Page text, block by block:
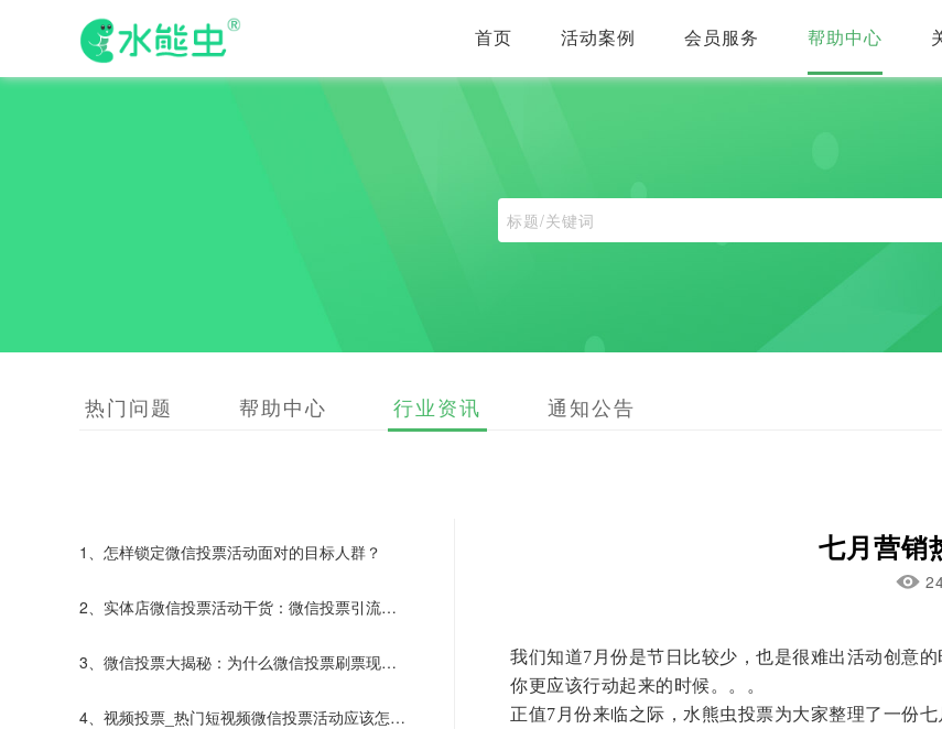
首页 活动案例 会员服务 帮助中心
热门问题 帮助中心 行业资讯 通知公告
1、怎样锁定微信投票活动面对的目标人群？
2、实体店微信投票活动干货：微信投票引流阶
段活动可以这样做
3、微信投票大揭秘：为什么微信投票刷票现象
屡禁不止呢？
4、视频投票_热门短视频微信投票活动应该怎样
七月营销
我们知道7 月份是节日比较少，也是很难出活动创意
你更应该行动起来的时候。。。
正值7 月份来临之际， 水熊虫投票为大家整理了一份